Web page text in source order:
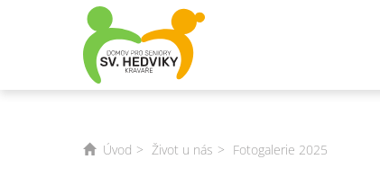
Úvod Život u nás Fotogalerie 2025